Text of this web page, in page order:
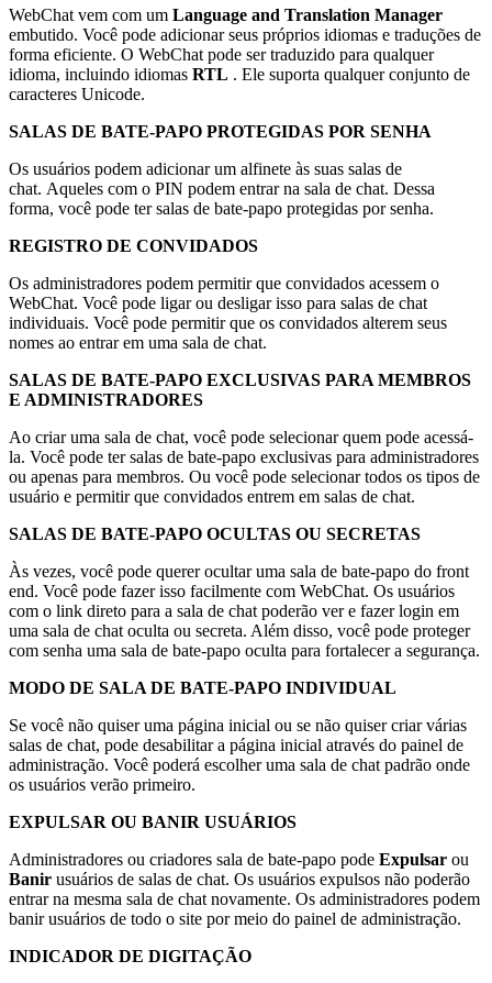
WebChat vem com um Language and Translation Manager
embutido. Você pode adicionar seus próprios idiomas e traduções de
forma eficiente. O WebChat pode ser traduzido para qualquer
idioma, incluindo idiomas RTL . Ele suporta qualquer conjunto de
caracteres Unicode.
SALAS DE BATE-PAPO PROTEGIDAS POR SENHA
Os usuários podem adicionar um alfinete às suas salas de
chat. Aqueles com o PIN podem entrar na sala de chat. Dessa
forma, você pode ter salas de bate-papo protegidas por senha.
REGISTRO DE CONVIDADOS
Os administradores podem permitir que convidados acessem o
WebChat. Você pode ligar ou desligar isso para salas de chat
individuais. Você pode permitir que os convidados alterem seus
nomes ao entrar em uma sala de chat.
SALAS DE BATE-PAPO EXCLUSIVAS PARA MEMBROS
E ADMINISTRADORES
Ao criar uma sala de chat, você pode selecionar quem pode acessá-
la. Você pode ter salas de bate-papo exclusivas para administradores
ou apenas para membros. Ou você pode selecionar todos os tipos de
usuário e permitir que convidados entrem em salas de chat.
SALAS DE BATE-PAPO OCULTAS OU SECRETAS
Às vezes, você pode querer ocultar uma sala de bate-papo do front
end. Você pode fazer isso facilmente com WebChat. Os usuários
com o link direto para a sala de chat poderão ver e fazer login em
uma sala de chat oculta ou secreta. Além disso, você pode proteger
com senha uma sala de bate-papo oculta para fortalecer a segurança.
MODO DE SALA DE BATE-PAPO INDIVIDUAL
Se você não quiser uma página inicial ou se não quiser criar várias
salas de chat, pode desabilitar a página inicial através do painel de
administração. Você poderá escolher uma sala de chat padrão onde
os usuários verão primeiro.
EXPULSAR OU BANIR USUÁRIOS
Administradores ou criadores sala de bate-papo pode Expulsar ou
Banir usuários de salas de chat. Os usuários expulsos não poderão
entrar na mesma sala de chat novamente. Os administradores podem
banir usuários de todo o site por meio do painel de administração.
INDICADOR DE DIGITAÇÃO